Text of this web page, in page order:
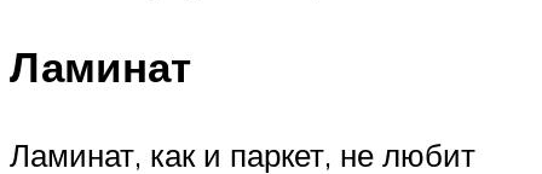
Ламинат
Ламинат, как и паркет, не любит